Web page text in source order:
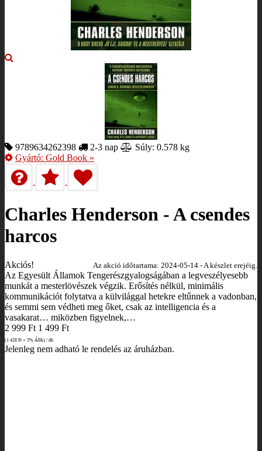
9789634262398 2-3 nap
Súly: 0.578 kg
Gyártó: Gold Book »
Charles Henderson - A csendes
harcos
Akciós! Az akció időtartama: 2024-05-14 - A készlet erejéig.
Az ​Egyesült Államok Tengerészgyalogságában a legveszélyesebb
munkát a mesterlövészek végzik. Erősítés nélkül, minimális
kommunikációt folytatva a külvilággal hetekre eltűnnek a vadonban,
és semmi sem védheti meg őket, csak az intelligencia és a
vasakarat… miközben figyelnek,…
2 999 Ft 1 499 Ft
(1 428 Ft + 5% ÁFA) / db
Jelenleg nem adható le rendelés az áruházban.